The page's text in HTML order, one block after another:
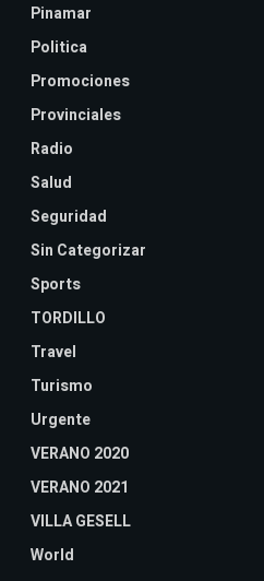
Pinamar
Politica
Promociones
Provinciales
Radio
Salud
Seguridad
Sin Categorizar
Sports
TORDILLO
Travel
Turismo
Urgente
VERANO 2020
VERANO 2021
VILLA GESELL
World